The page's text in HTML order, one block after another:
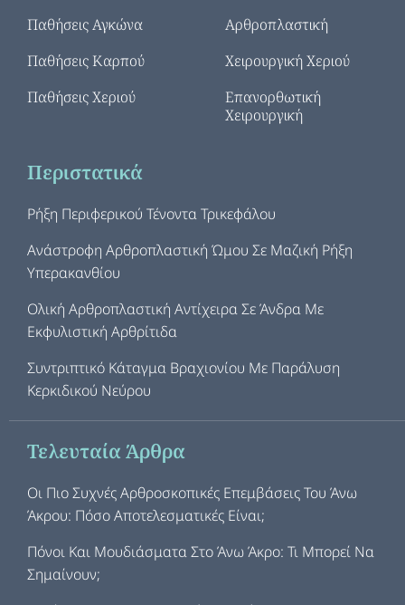
Παθήσεις Αγκώνα
Παθήσεις Καρπού
Παθήσεις Χεριού
Αρθροπλαστική
Χειρουργική Χεριού
Επανορθωτική
Χειρουργική
Περιστατικά
Ρήξη Περιφερικού Τένοντα Τρικεφάλου
Ανάστροφη Αρθροπλαστική Ώμου Σε Μαζική Ρήξη
Υπερακανθίου
Ολική Αρθροπλαστική Αντίχειρα Σε Άνδρα Με
Εκφυλιστική Αρθρίτιδα
Συντριπτικό Κάταγμα Βραχιονίου Με Παράλυση
Κερκιδικού Νεύρου
Τελευταία Άρθρα
Οι Πιο Συχνές Αρθροσκοπικές Επεμβάσεις Του Άνω
Άκρου: Πόσο Αποτελεσματικές Είναι;
Πόνοι Και Μουδιάσματα Στο Άνω Άκρο: Τι Μπορεί Να
Σημαίνουν;